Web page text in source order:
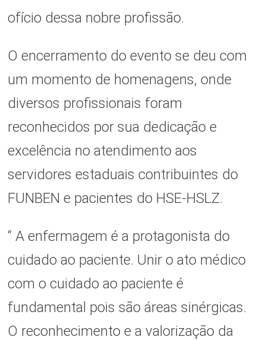
ofício dessa nobre profissão.
O encerramento do evento se deu com
um momento de homenagens, onde
diversos profissionais foram
reconhecidos por sua dedicação e
excelência no atendimento aos
servidores estaduais contribuintes do
FUNBEN e pacientes do HSE-HSLZ.
“ A enfermagem é a protagonista do
cuidado ao paciente. Unir o ato médico
com o cuidado ao paciente é
fundamental pois são áreas sinérgicas.
O reconhecimento e a valorização da